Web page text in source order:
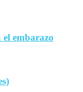
el embarazo